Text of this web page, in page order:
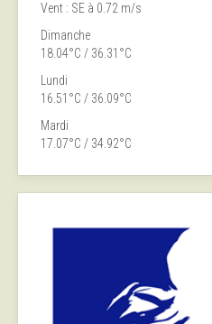
Vent : SE à 0.72 m/s
Dimanche
18.04°C / 36.31°C
Lundi
16.51°C / 36.09°C
Mardi
17.07°C / 34.92°C